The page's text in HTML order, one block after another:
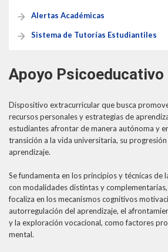
Apoyo Psicoeducativo
Dispositivo extracurricular que busca
recursos personales y estrategias de
estudiantes afrontar de manera autónoma y
transición a la vida universitaria, su progresión
aprendizaje.
Se fundamenta en los principios y técnicas de
con modalidades distintas y
focaliza en los mecanismos cognitivos
autorregulación del aprendizaje, el
y la exploración vocacional, como factores
mental.
Alertas Académicas
Sistema de Tutorías Estudiantiles